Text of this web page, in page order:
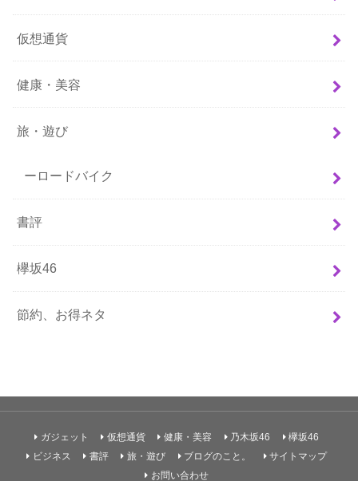
仮想通貨
健康・美容
旅・遊び
ーロードバイク
書評
欅坂46
節約、お得ネタ
ガジェット 仮想通貨 健康・美容 乃木坂46
欅坂46
ビジネス
書評 旅・遊び ブログのこと。
サイトマップ
お問い合わせ